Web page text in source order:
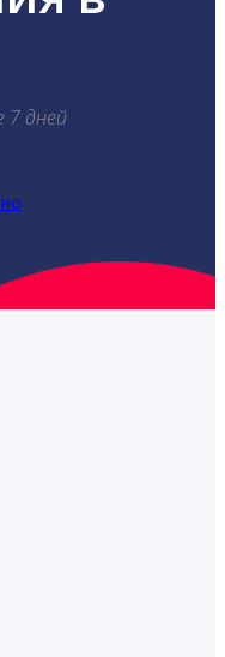
7 дней